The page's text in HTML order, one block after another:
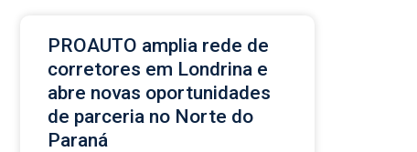
PROAUTO amplia rede de
corretores em Londrina e
abre novas oportunidades
de parceria no Norte do
Paraná